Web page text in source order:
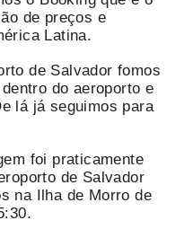
de preços e
Latina.
de Salvador fomos
do aeroporto e
lá já seguimos para
foi praticamente
de Salvador
na Ilha de Morro de